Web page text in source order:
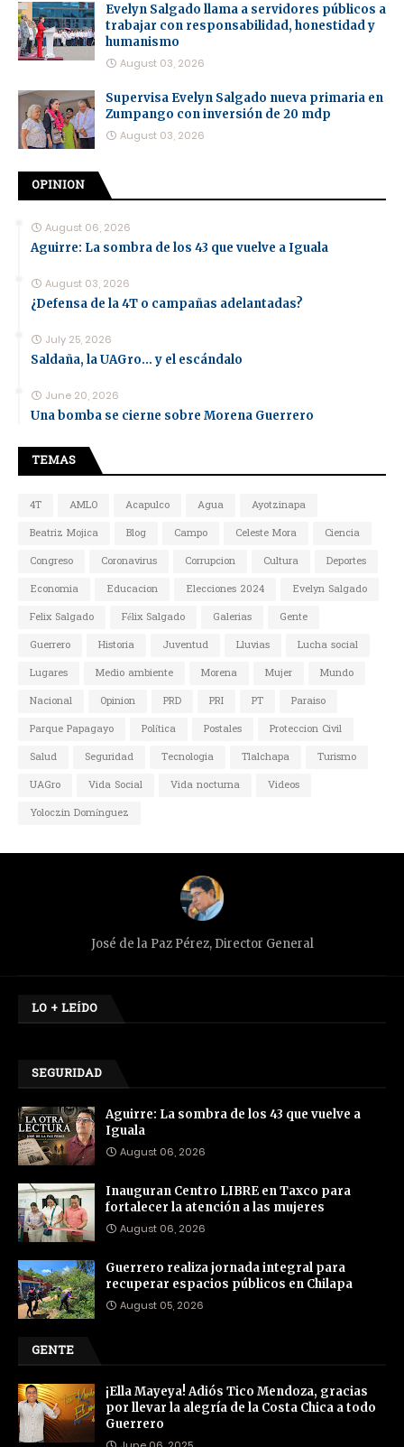
Evelyn Salgado llama a servidores públicos a
trabajar con responsabilidad, honestidad y
humanismo
August 03, 2026
Supervisa Evelyn Salgado nueva primaria en
Zumpango con inversión de 20 mdp
August 03, 2026
OPINION
August 06, 2026
Aguirre: La sombra de los 43 que vuelve a Iguala
August 03, 2026
¿Defensa de la 4T o campañas adelantadas?
July 25, 2026
Saldaña, la UAGro... y el escándalo
June 20, 2026
Una bomba se cierne sobre Morena Guerrero
TEMAS
4T AMLO Acapulco Agua
Ayotzinapa
Beatriz Mojica
Blog Campo Celeste Mora
Ciencia
Congreso
Coronavirus Corrupcion Cultura
Deportes
Economia
Educacion Elecciones 2024
Evelyn Salgado
Felix Salgado
Félix Salgado Galerias
Gente
Guerrero
Historia Juventud Lluvias
Lucha social
Lugares
Medio ambiente Morena Mujer
Mundo
Nacional
Opinion PRD PRI PT
Paraiso
Parque Papagayo
Política Postales
Proteccion Civil
Salud
Seguridad Tecnologia Tlalchapa
Turismo
UAGro
Vida Social Vida nocturna
Videos
Yoloczin Domínguez
José de la Paz Pérez, Director General
LO + LEÍDO
SEGURIDAD
Aguirre: La sombra de los 43 que vuelve a
Iguala
August 06, 2026
Inauguran Centro LIBRE en Taxco para
fortalecer la atención a las mujeres
August 06, 2026
Guerrero realiza jornada integral para
recuperar espacios públicos en Chilapa
August 05, 2026
GENTE
¡Ella Mayeya! Adiós Tico Mendoza, gracias
por llevar la alegría de la Costa Chica a todo
Guerrero